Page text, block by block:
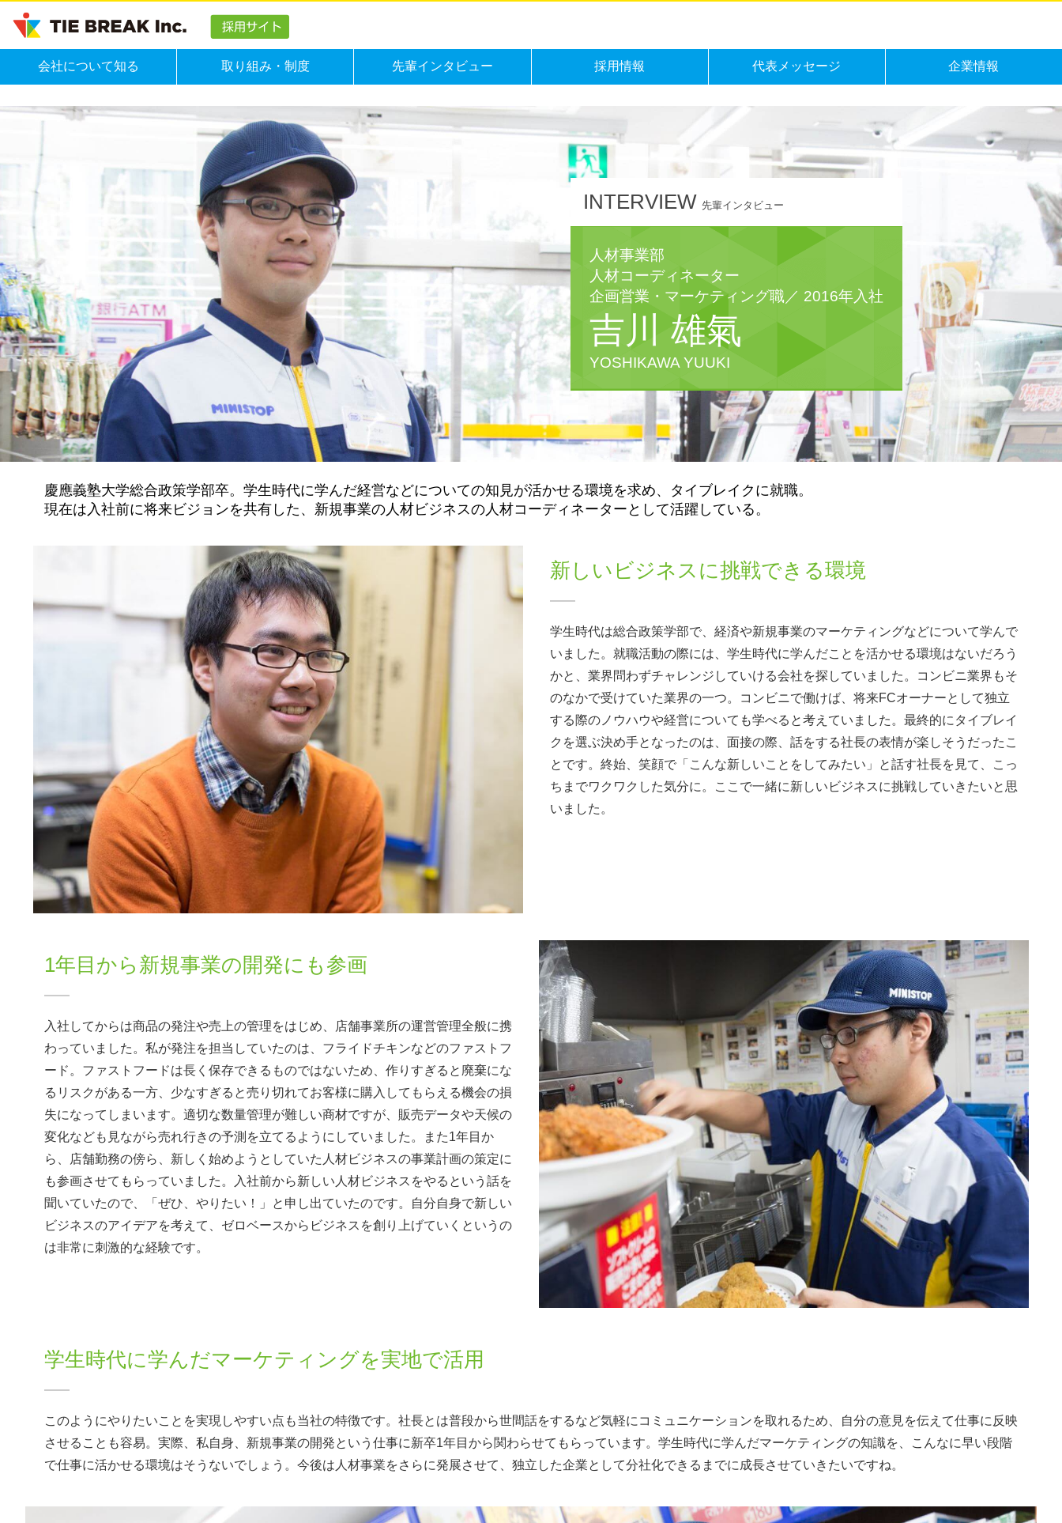
会社について知る 取り組み・制度 先輩インタビュー 採用情報 代表メッセージ 企業情報
INTERVIEW 先輩インタビュー
人材事業部
人材コーディネーター
企画営業・マーケティング職／ 2016年入社
吉川 雄氣
YOSHIKAWA YUUKI
慶應義塾大学総合政策学部卒。学生時代に学んだ経営などについての知見が活かせる環境を求め、タイブレイクに就職。
現在は入社前に将来ビジョンを共有した、新規事業の人材ビジネスの人材コーディネーターとして活躍している。
新しいビジネスに挑戦できる環境
学生時代は総合政策学部で、経済や新規事業のマーケティングなどについて学んで
いました。就職活動の際には、学生時代に学んだことを活かせる環境はないだろう
かと、業界問わずチャレンジしていける会社を探していました。コンビニ業界もそ
のなかで受けていた業界の一つ。コンビニで働けば、将来FCオーナーとして独立
する際のノウハウや経営についても学べると考えていました。最終的にタイブレイ
クを選ぶ決め手となったのは、面接の際、話をする社長の表情が楽しそうだったこ
とです。終始、笑顔で「こんな新しいことをしてみたい」と話す社長を見て、こっ
ちまでワクワクした気分に。ここで一緒に新しいビジネスに挑戦していきたいと思
いました。
1年目から新規事業の開発にも参画
入社してからは商品の発注や売上の管理をはじめ、店舗事業所の運営管理全般に携
わっていました。私が発注を担当していたのは、フライドチキンなどのファストフ
ード。ファストフードは長く保存できるものではないため、作りすぎると廃棄にな
るリスクがある一方、少なすぎると売り切れてお客様に購入してもらえる機会の損
失になってしまいます。適切な数量管理が難しい商材ですが、販売データや天候の
変化なども見ながら売れ行きの予測を立てるようにしていました。また1年目か
ら、店舗勤務の傍ら、新しく始めようとしていた人材ビジネスの事業計画の策定に
も参画させてもらっていました。入社前から新しい人材ビジネスをやるという話を
聞いていたので、「ぜひ、やりたい！」と申し出ていたのです。自分自身で新しい
ビジネスのアイデアを考えて、ゼロベースからビジネスを創り上げていくというの
は非常に刺激的な経験です。
学生時代に学んだマーケティングを実地で活用
このようにやりたいことを実現しやすい点も当社の特徴です。社長とは普段から世間話をするなど気軽にコミュニケーションを取れるため、自分の意見を伝えて仕事に反映
させることも容易。実際、私自身、新規事業の開発という仕事に新卒1年目から関わらせてもらっています。学生時代に学んだマーケティングの知識を、こんなに早い段階
で仕事に活かせる環境はそうないでしょう。今後は人材事業をさらに発展させて、独立した企業として分社化できるまでに成長させていきたいですね。